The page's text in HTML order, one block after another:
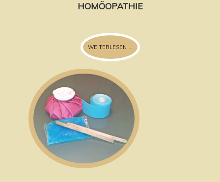
HOMÖOPATHIE
WEITERLESEN ...